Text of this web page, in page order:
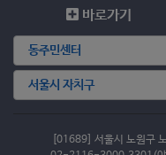
바로가기
[01689] 서울시 노원구